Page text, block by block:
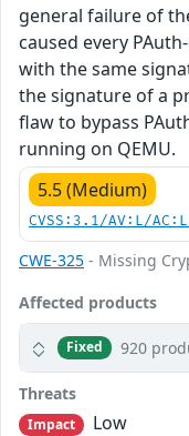
general failure of
caused every
with the same
the signature of a
flaw to bypass
running on QEMU.
5.5 (Medium)
CVSS:3.1/AV:L/
CWE-325 - Missing
Affected products
Fixed 920
Threats
Impact
Low